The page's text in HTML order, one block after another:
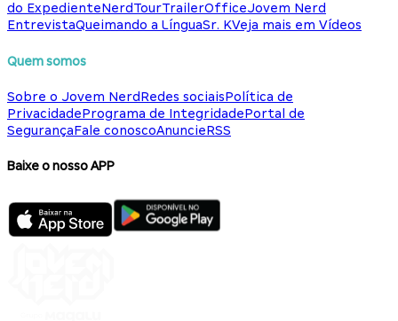
do ExpedienteNerdTourTrailerOfficeJovem Nerd
EntrevistaQueimando a LínguaSr. KVeja mais em Vídeos
Quem somos
Sobre o Jovem NerdRedes sociaisPolítica de
PrivacidadePrograma de IntegridadePortal de
SegurançaFale conoscoAnuncieRSS
Baixe o nosso APP